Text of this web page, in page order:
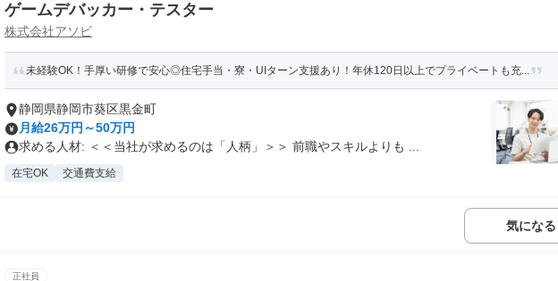
ゲームデバッカー・テスター
株式会社アソビ
未経験OK！手厚い研修で安心◎住宅手当・寮・UIターン支援あり！年休120日以上でプライベートも充...
静岡県静岡市葵区黒金町
月給26万円～50万円
求める人材: ＜＜当社が求めるのは「人柄」＞＞ 前職やスキルよりも ...
在宅OK 交通費支給
気になる
正社員